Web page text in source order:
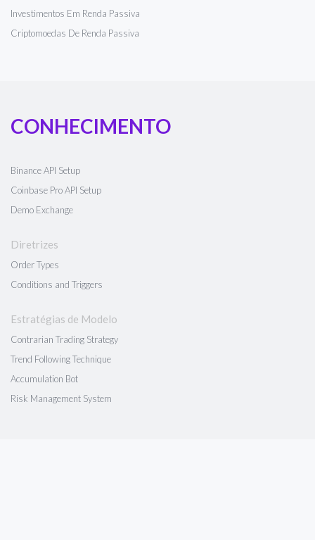
Investimentos Em Renda Passiva
Criptomoedas De Renda Passiva
CONHECIMENTO
Binance API Setup
Coinbase Pro API Setup
Demo Exchange
Diretrizes
Order Types
Conditions and Triggers
Estratégias de Modelo
Contrarian Trading Strategy
Trend Following Technique
Accumulation Bot
Risk Management System